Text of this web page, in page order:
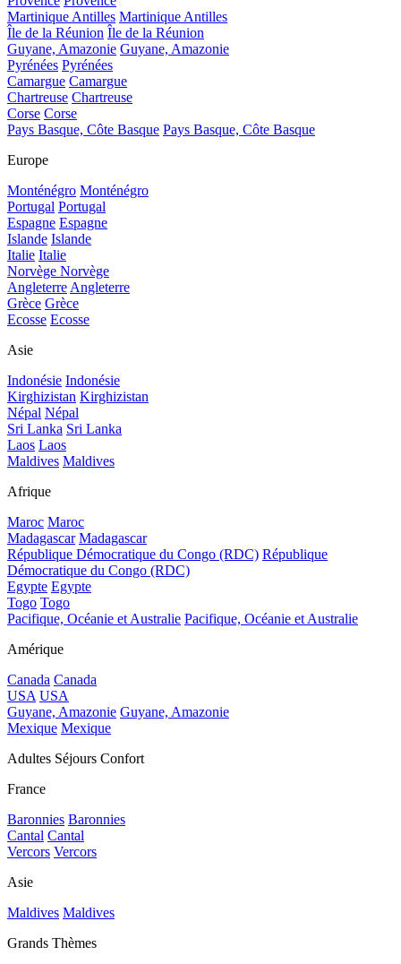
Martinique Antilles Martinique Antilles
Île de la Réunion Île de la Réunion
Guyane, Amazonie Guyane, Amazonie
Pyrénées Pyrénées
Camargue Camargue
Chartreuse Chartreuse
Corse Corse
Pays Basque, Côte Basque Pays Basque, Côte Basque
Europe
Monténégro Monténégro
Portugal Portugal
Espagne Espagne
Islande Islande
Italie Italie
Norvège Norvège
Angleterre Angleterre
Grèce Grèce
Ecosse Ecosse
Asie
Indonésie Indonésie
Kirghizistan Kirghizistan
Népal Népal
Sri Lanka Sri Lanka
Laos Laos
Maldives Maldives
Afrique
Maroc Maroc
Madagascar Madagascar
République Démocratique du Congo (RDC) République
Démocratique du Congo (RDC)
Egypte Egypte
Togo Togo
Pacifique, Océanie et Australie Pacifique, Océanie et Australie
Amérique
Canada Canada
USA USA
Guyane, Amazonie Guyane, Amazonie
Mexique Mexique
Adultes Séjours Confort
France
Baronnies Baronnies
Cantal Cantal
Vercors Vercors
Asie
Maldives Maldives
Grands Thèmes